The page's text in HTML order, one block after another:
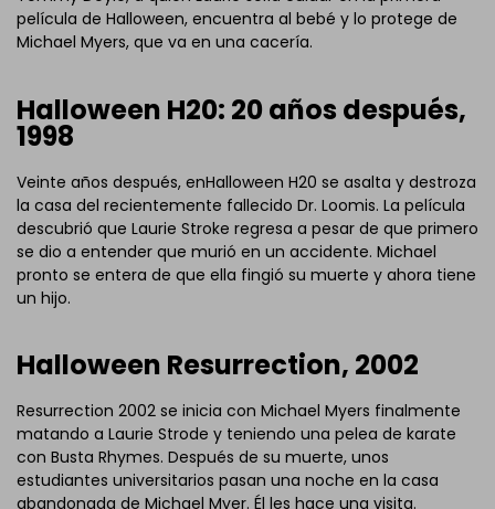
película de Halloween, encuentra al bebé y lo protege de
Michael Myers, que va en una cacería.
Halloween H20: 20 años después,
1998
Veinte años después, enHalloween H20 se asalta y destroza
la casa del recientemente fallecido Dr. Loomis. La película
descubrió que Laurie Stroke regresa a pesar de que primero
se dio a entender que murió en un accidente. Michael
pronto se entera de que ella fingió su muerte y ahora tiene
un hijo.
Halloween Resurrection, 2002
Resurrection 2002 se inicia con Michael Myers finalmente
matando a Laurie Strode y teniendo una pelea de karate
con Busta Rhymes. Después de su muerte, unos
estudiantes universitarios pasan una noche en la casa
abandonada de Michael Myer. Él les hace una visita.